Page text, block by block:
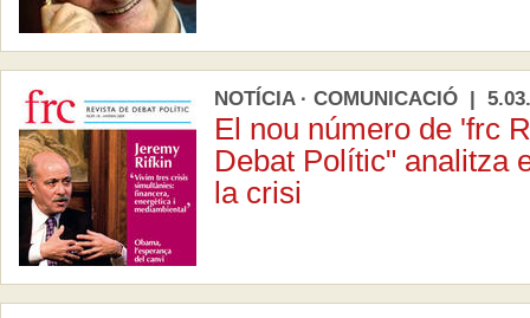
NOTÍCIA · COMUNICACIÓ |
El nou número de 'frc
Debat Polític" analitza
la crisi